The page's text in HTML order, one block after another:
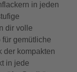
in jeden
dir volle
für gemütliche
der kompakten
in jede